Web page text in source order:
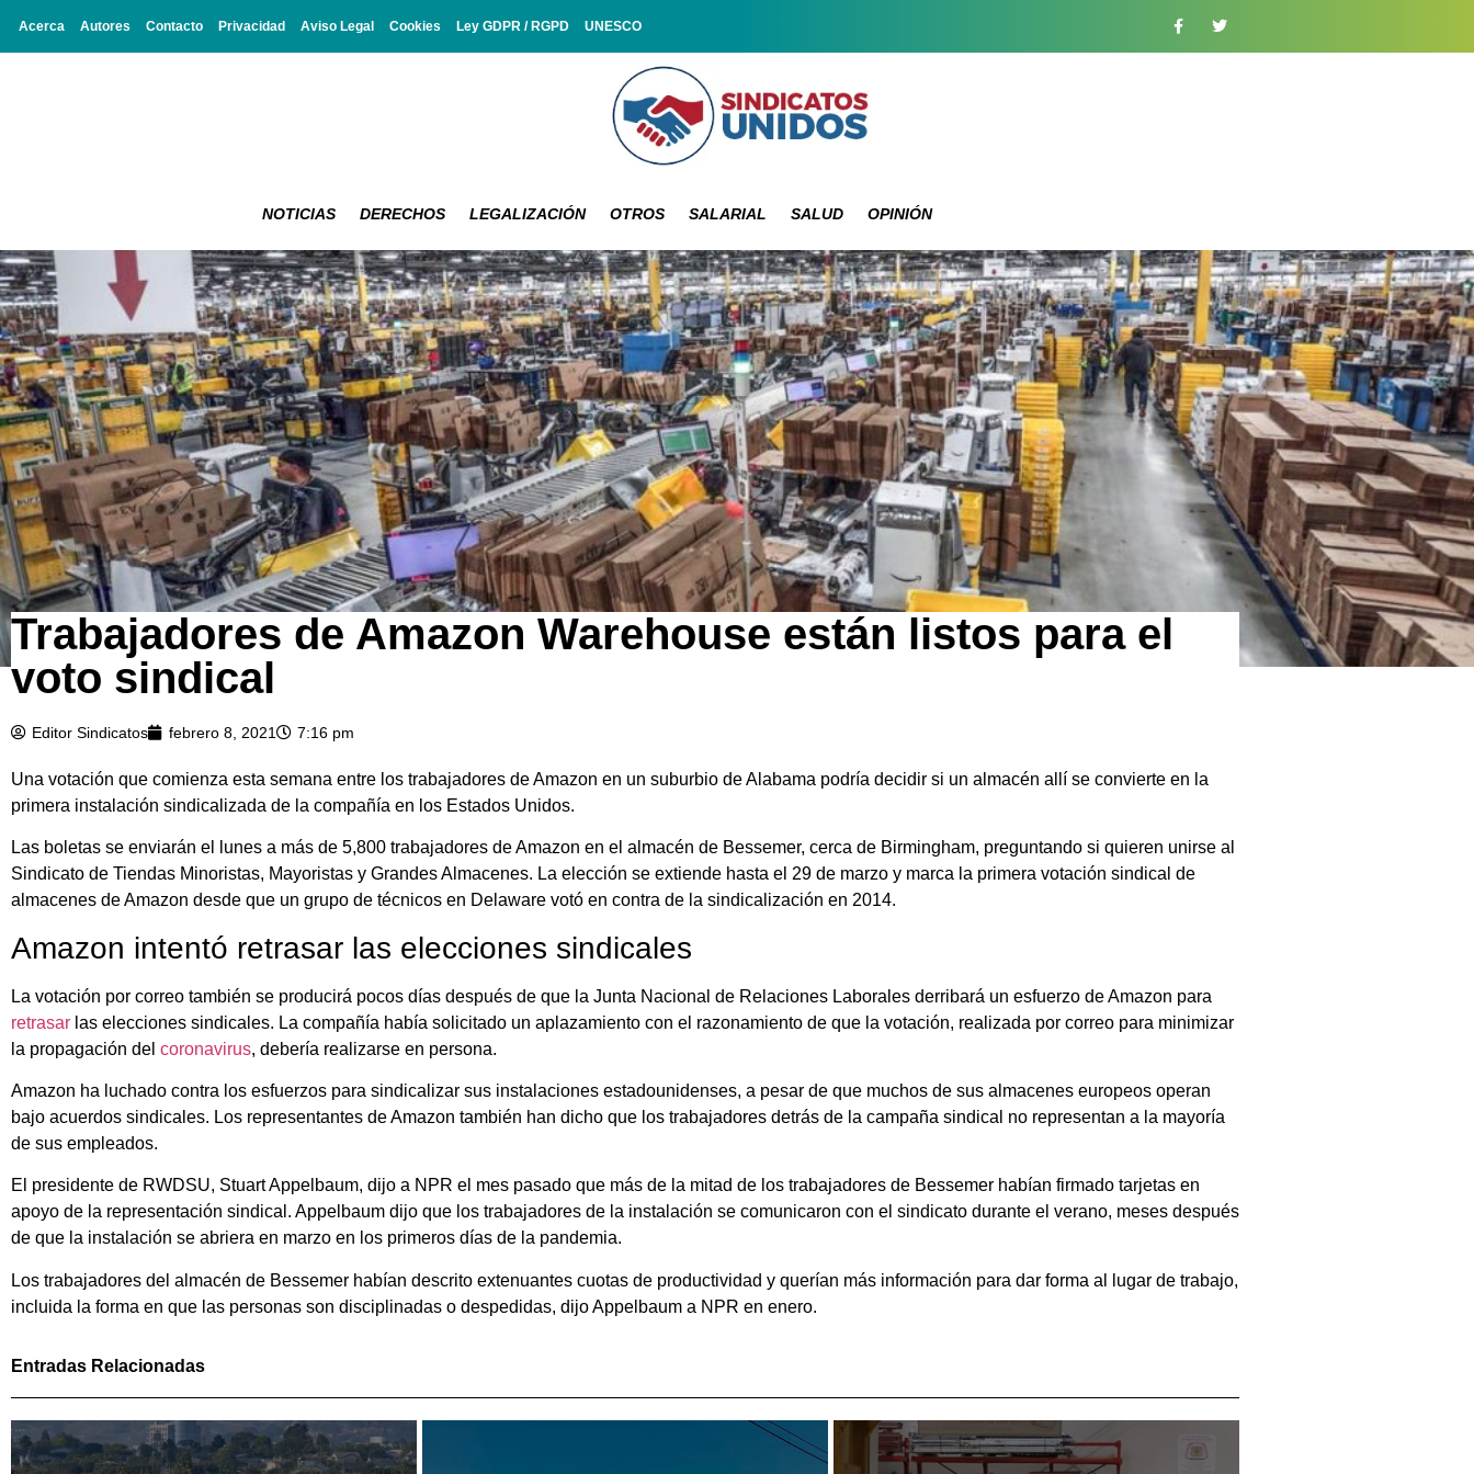
Acerca Autores Contacto Privacidad Aviso Legal Cookies Ley GDPR / RGPD UNESCO
NOTICIAS DERECHOS LEGALIZACIÓN OTROS SALARIAL SALUD OPINIÓN
Trabajadores de Amazon Warehouse están listos para el
voto sindical
Editor Sindicatos febrero 8, 2021 7:16 pm
Una votación que comienza esta semana entre los trabajadores de Amazon en un suburbio de Alabama podría decidir si un almacén allí se convierte en la
primera instalación sindicalizada de la compañía en los Estados Unidos.
Las boletas se enviarán el lunes a más de 5,800 trabajadores de Amazon en el almacén de Bessemer, cerca de Birmingham, preguntando si quieren unirse al
Sindicato de Tiendas Minoristas, Mayoristas y Grandes Almacenes. La elección se extiende hasta el 29 de marzo y marca la primera votación sindical de
almacenes de Amazon desde que un grupo de técnicos en Delaware votó en contra de la sindicalización en 2014.
Amazon intentó retrasar las elecciones sindicales
La votación por correo también se producirá pocos días después de que la Junta Nacional de Relaciones Laborales derribará un esfuerzo de Amazon para
retrasar las elecciones sindicales. La compañía había solicitado un aplazamiento con el razonamiento de que la votación, realizada por correo para minimizar
la propagación del coronavirus, debería realizarse en persona.
Amazon ha luchado contra los esfuerzos para sindicalizar sus instalaciones estadounidenses, a pesar de que muchos de sus almacenes europeos operan
bajo acuerdos sindicales. Los representantes de Amazon también han dicho que los trabajadores detrás de la campaña sindical no representan a la mayoría
de sus empleados.
El presidente de RWDSU, Stuart Appelbaum, dijo a NPR el mes pasado que más de la mitad de los trabajadores de Bessemer habían firmado tarjetas en
apoyo de la representación sindical. Appelbaum dijo que los trabajadores de la instalación se comunicaron con el sindicato durante el verano, meses después
de que la instalación se abriera en marzo en los primeros días de la pandemia.
Los trabajadores del almacén de Bessemer habían descrito extenuantes cuotas de productividad y querían más información para dar forma al lugar de trabajo,
incluida la forma en que las personas son disciplinadas o despedidas, dijo Appelbaum a NPR en enero.
Entradas Relacionadas